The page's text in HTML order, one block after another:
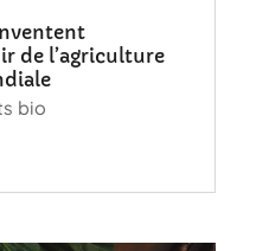
de l’agriculture
bio